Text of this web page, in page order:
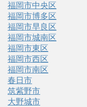
福岡市中央区
福岡市博多区
福岡市早良区
福岡市城南区
福岡市東区
福岡市西区
福岡市南区
春日市
筑紫野市
大野城市